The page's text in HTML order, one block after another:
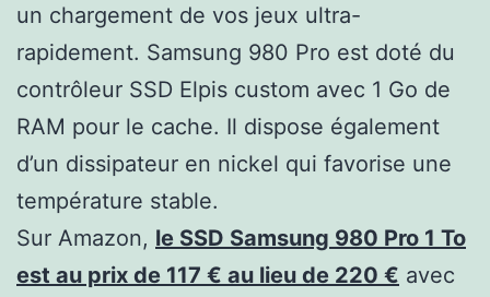
un chargement de vos jeux ultra-
rapidement. Samsung 980 Pro est doté du
contrôleur SSD Elpis custom avec 1 Go de
RAM pour le cache. Il dispose également
d’un dissipateur en nickel qui favorise une
température stable.
Sur Amazon, le SSD Samsung 980 Pro 1 To
est au prix de 117 € au lieu de 220 € avec